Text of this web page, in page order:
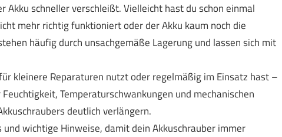
schneller verschleißt. Vielleicht hast du schon einmal
mehr richtig funktioniert oder der Akku kaum noch die
häufig durch unsachgemäße Lagerung und lassen sich mit
kleinere Reparaturen nutzt oder regelmäßig im Einsatz hast –
Temperaturschwankungen und mechanischen
deutlich verlängern.
wichtige Hinweise, damit dein Akkuschrauber immer